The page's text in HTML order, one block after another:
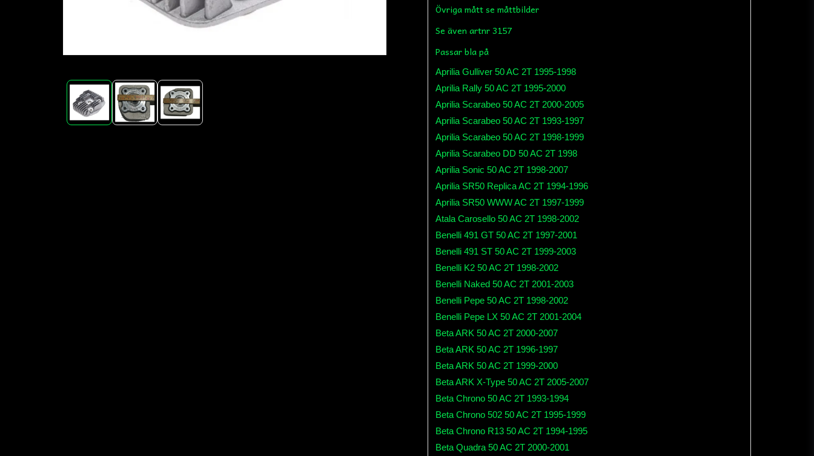
Övriga mått se måttbilder
Se även artnr 3157
Passar bla på
Aprilia Gulliver 50 AC 2T 1995-1998
Aprilia Rally 50 AC 2T 1995-2000
Aprilia Scarabeo 50 AC 2T 2000-2005
Aprilia Scarabeo 50 AC 2T 1993-1997
Aprilia Scarabeo 50 AC 2T 1998-1999
Aprilia Scarabeo DD 50 AC 2T 1998
Aprilia Sonic 50 AC 2T 1998-2007
Aprilia SR50 Replica AC 2T 1994-1996
Aprilia SR50 WWW AC 2T 1997-1999
Atala Carosello 50 AC 2T 1998-2002
Benelli 491 GT 50 AC 2T 1997-2001
Benelli 491 ST 50 AC 2T 1999-2003
Benelli K2 50 AC 2T 1998-2002
Benelli Naked 50 AC 2T 2001-2003
Benelli Pepe 50 AC 2T 1998-2002
Benelli Pepe LX 50 AC 2T 2001-2004
Beta ARK 50 AC 2T 2000-2007
Beta ARK 50 AC 2T 1996-1997
Beta ARK 50 AC 2T 1999-2000
Beta ARK X-Type 50 AC 2T 2005-2007
Beta Chrono 50 AC 2T 1993-1994
Beta Chrono 502 50 AC 2T 1995-1999
Beta Chrono R13 50 AC 2T 1994-1995
Beta Quadra 50 AC 2T 2000-2001